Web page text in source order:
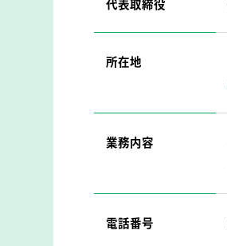
代表取締役
所在地
業務内容
電話番号